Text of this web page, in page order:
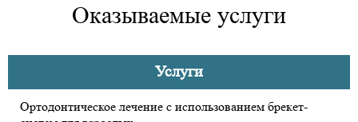
Оказываемые услуги
Услуги
Ортодонтическое лечение с использованием брекет-